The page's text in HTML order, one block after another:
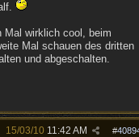
Mal wirklich cool, beim
Mal schauen des dritten
und abgeschalten.
#
15/03/10 11:42 AM